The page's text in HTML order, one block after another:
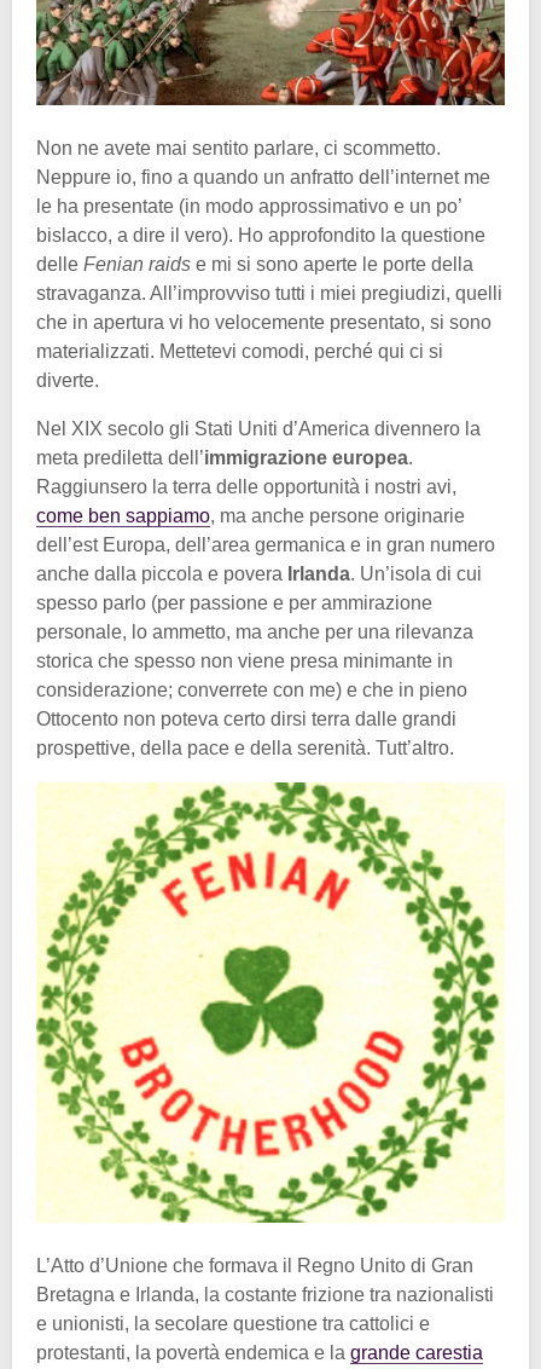
Non ne avete mai sentito parlare, ci scommetto.
Neppure io, fino a quando un anfratto dell’internet me
le ha presentate (in modo approssimativo e un po’
bislacco, a dire il vero). Ho approfondito la questione
delle Fenian raids e mi si sono aperte le porte della
stravaganza. All’improvviso tutti i miei pregiudizi, quelli
che in apertura vi ho velocemente presentato, si sono
materializzati. Mettetevi comodi, perché qui ci si
diverte.
Nel XIX secolo gli Stati Uniti d’America divennero la
meta prediletta dell’immigrazione europea.
Raggiunsero la terra delle opportunità i nostri avi,
come ben sappiamo, ma anche persone originarie
dell’est Europa, dell’area germanica e in gran numero
anche dalla piccola e povera Irlanda. Un’isola di cui
spesso parlo (per passione e per ammirazione
personale, lo ammetto, ma anche per una rilevanza
storica che spesso non viene presa minimante in
considerazione; converrete con me) e che in pieno
Ottocento non poteva certo dirsi terra dalle grandi
prospettive, della pace e della serenità. Tutt’altro.
L’Atto d’Unione che formava il Regno Unito di Gran
Bretagna e Irlanda, la costante frizione tra nazionalisti
e unionisti, la secolare questione tra cattolici e
protestanti, la povertà endemica e la grande carestia